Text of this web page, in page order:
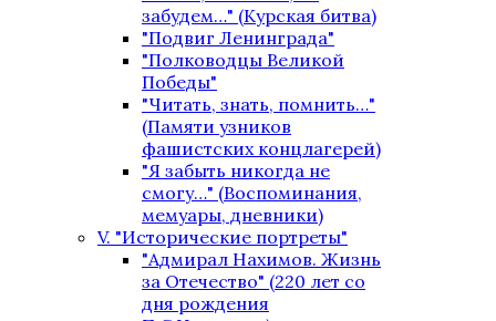
забудем…" (Курская битва)
"Подвиг Ленинграда"
"Полководцы Великой
Победы"
"Читать, знать, помнить…"
(Памяти узников
фашистских концлагерей)
"Я забыть никогда не
смогу…" (Воспоминания,
мемуары, дневники)
V. "Исторические портреты"
"Адмирал Нахимов. Жизнь
за Отечество" (220 лет со
дня рождения